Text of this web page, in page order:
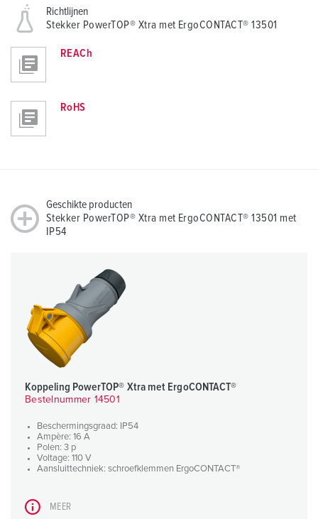
Richtlijnen
Stekker PowerTOP® Xtra met ErgoCONTACT® 13501
REACh
RoHS
Geschikte producten
Stekker PowerTOP® Xtra met ErgoCONTACT® 13501 met
IP54
Koppeling PowerTOP® Xtra met ErgoCONTACT®
Bestelnummer 14501
Beschermingsgraad: IP54
Ampère: 16 A
Polen: 3 p
Voltage: 110 V
Aansluittechniek: schroefklemmen ErgoCONTACT®
MEER